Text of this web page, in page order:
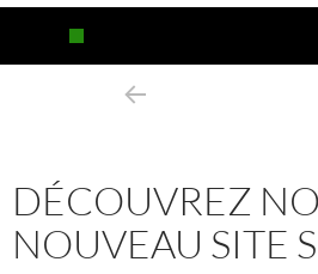
DÉCOUVREZ
NOUVEAU SITE